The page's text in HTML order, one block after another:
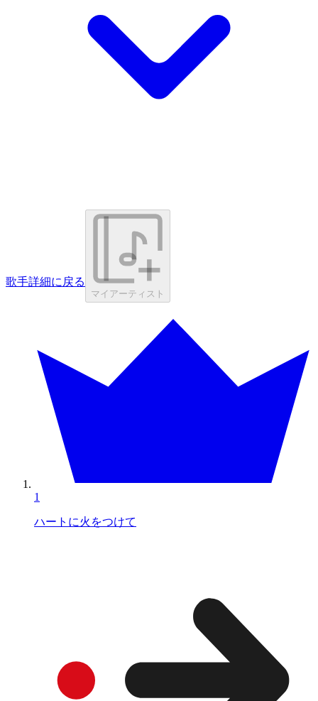
歌手詳細に戻る
マイアーティスト
1
ハートに火をつけて